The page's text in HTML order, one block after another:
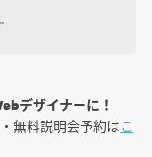
要？
デザイナーに！
無料説明会予約はこ